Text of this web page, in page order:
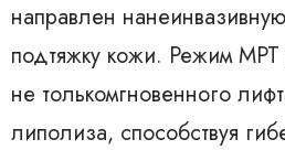
направлен
подтяжку кожи. Режим MPT
не толькомгновенного
липолиза, способствуя